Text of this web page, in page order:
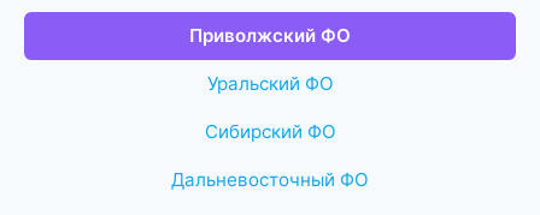
Приволжский ФО
Уральский ФО
Сибирский ФО
Дальневосточный ФО